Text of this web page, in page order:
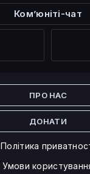
Ком’юніті-чат
ПРО НАС
ДОНАТИ
Політика
Умови